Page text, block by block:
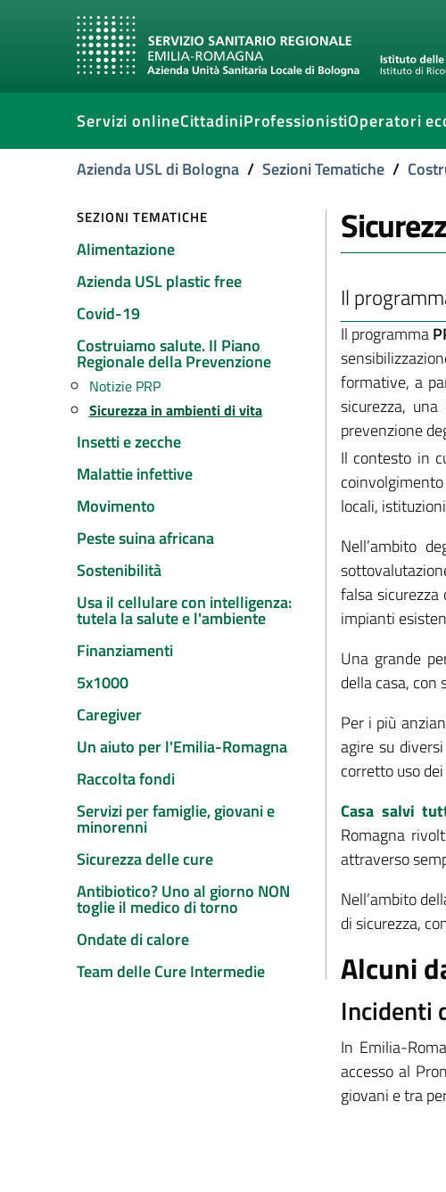
Servizi onlineCittadiniProfessionistiOperatori
Azienda USL di Bologna / Sezioni Tematiche /
SEZIONI TEMATICHE
Alimentazione
Azienda USL plastic free
Covid-19
Costruiamo salute. Il Piano
Regionale della Prevenzione
Notizie PRP
Sicurezza in ambienti di vita
Insetti e zecche
Malattie infettive
Movimento
Peste suina africana
Sostenibilità
Usa il cellulare con intelligenza:
tutela la salute e l'ambiente
Finanziamenti
5x1000
Caregiver
Un aiuto per l'Emilia-Romagna
Raccolta fondi
Servizi per famiglie, giovani e
minorenni
Sicurezza delle cure
Antibiotico? Uno al giorno NON
toglie il medico di torno
Ondate di calore
Team delle Cure Intermedie
Il
Il programma
formative, a
sicurezza,
prevenzione
Il contesto in
locali,
Nell’ambito
falsa
impianti
Una grande
della casa,
Per i più
agire su
corretto uso
Casa salvi
Romagna
attraverso
Nell’ambito
di sicurezza,
Alcuni
Incidenti
In Emilia-
accesso al
giovani e tra